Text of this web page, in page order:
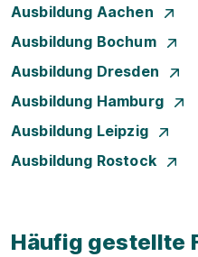
Ausbildung Aachen
Ausbildung Bochum
Ausbildung Dresden
Ausbildung Hamburg
Ausbildung Leipzig
Ausbildung Rostock
Häufig gestellte